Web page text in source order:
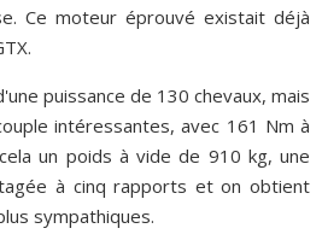
Ce moteur éprouvé existait déjà
puissance de 130 chevaux, mais
intéressantes, avec 161 Nm à
un poids à vide de 910 kg, une
à cinq rapports et on obtient
sympathiques.